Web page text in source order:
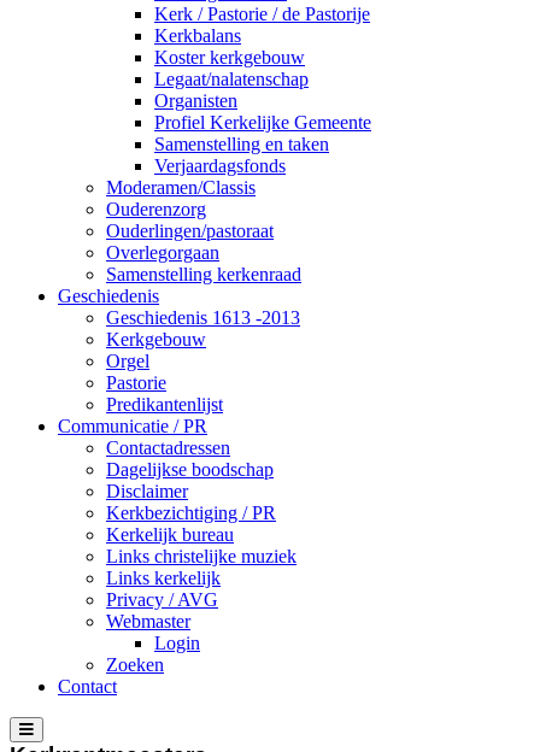
Kerk / Pastorie / de Pastorije
Kerkbalans
Koster kerkgebouw
Legaat/nalatenschap
Organisten
Profiel Kerkelijke Gemeente
Samenstelling en taken
Verjaardagsfonds
Moderamen/Classis
Ouderenzorg
Ouderlingen/pastoraat
Overlegorgaan
Samenstelling kerkenraad
Geschiedenis
Geschiedenis 1613 -2013
Kerkgebouw
Orgel
Pastorie
Predikantenlijst
Communicatie / PR
Contactadressen
Dagelijkse boodschap
Disclaimer
Kerkbezichtiging / PR
Kerkelijk bureau
Links christelijke muziek
Links kerkelijk
Privacy / AVG
Webmaster
Login
Zoeken
Contact